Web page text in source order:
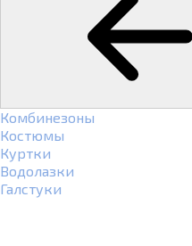
Комбинезоны
Костюмы
Куртки
Водолазки
Галстуки